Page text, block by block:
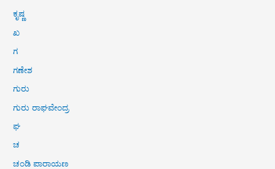
ಕೃಷ್ಣ
ಖ
ಗ
ಗಣೇಶ
ಗುರು
ಗುರು ರಾಘವೇಂದ್ರ
ಘ
ಚ
ಚಂಡಿ ಪಾರಾಯಣ